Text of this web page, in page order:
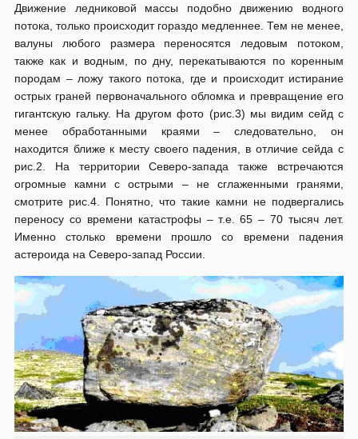
Движение ледниковой массы подобно движению водного
потока, только происходит гораздо медленнее. Тем не менее,
валуны любого размера переносятся ледовым потоком,
также как и водным, по дну, перекатываются по коренным
породам – ложу такого потока, где и происходит истирание
острых граней первоначального обломка и превращение его
гигантскую гальку. На другом фото (рис.3) мы видим сейд с
менее обработанными краями – следовательно, он
находится ближе к месту своего падения, в отличие сейда с
рис.2. На территории Северо-запада также встречаются
огромные камни с острыми – не сглаженными гранями,
смотрите рис.4. Понятно, что такие камни не подвергались
переносу со времени катастрофы – т.е. 65 – 70 тысяч лет.
Именно столько времени прошло со времени падения
астероида на Северо-запад России.